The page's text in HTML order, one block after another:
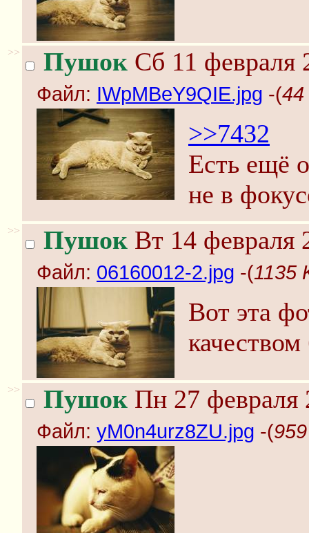
>> Пушок Сб 11 февраля
Файл: IWpMBeY9QIE.jpg -(44
>>7432
Есть ещё
не в
>> Пушок Вт 14 февраля
Файл: 06160012-2.jpg -(1135
Вот эта
качеством
>> Пушок Пн 27 февраля
Файл: yM0n4urz8ZU.jpg -(